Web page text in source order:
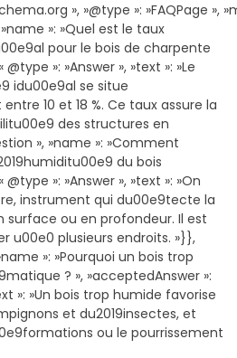
», »@type »: »FAQPage »,
»: »Quel est le taux
pour le bois de charpente
»: »Answer », »text »: »Le
idu00e9al se situe
10 et 18 %. Ce taux assure la
des structures en
», »name »: »Comment
du bois
»: »Answer », »text »: »On
instrument qui du00e9tecte la
surface ou en profondeur. Il est
u00e0 plusieurs endroits. »}},
»: »Pourquoi un bois trop
? », »acceptedAnswer »:
»: »Un bois trop humide favorise
et du2019insectes, et
ou le pourrissement